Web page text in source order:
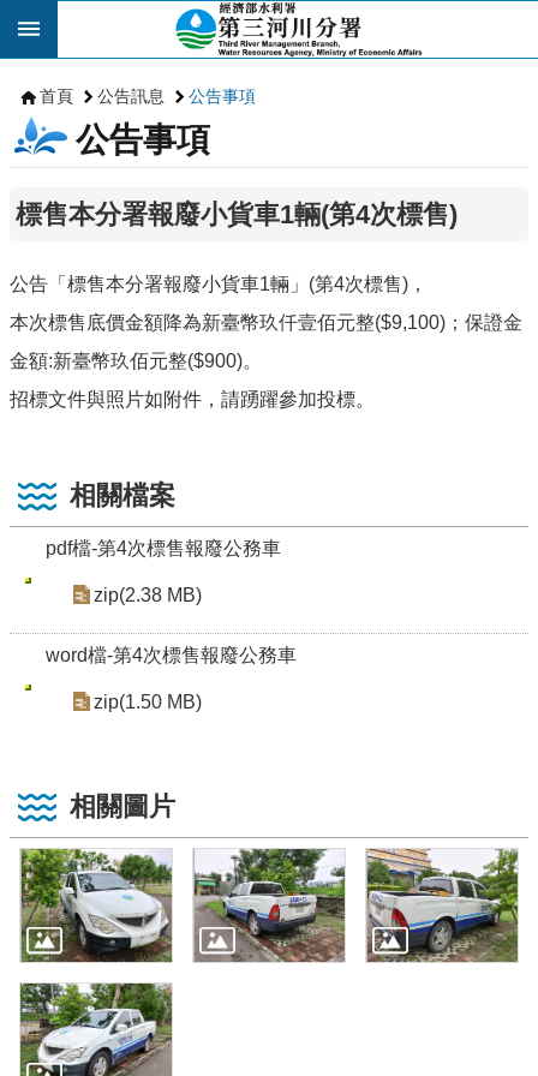
跳到主要內容區塊
首頁 公告訊息 公告事項
公告事項
標售本分署報廢小貨車1輛(第4次標售)
公告「標售本分署報廢小貨車1輛」(第4次標售)，
本次標售底價金額降為新臺幣玖仟壹佰元整($9,100)；保證金
金額:新臺幣玖佰元整($900)。
招標文件與照片如附件，請踴躍參加投標。
相關檔案
pdf檔-第4次標售報廢公務車
zip(2.38 MB)
word檔-第4次標售報廢公務車
zip(1.50 MB)
相關圖片